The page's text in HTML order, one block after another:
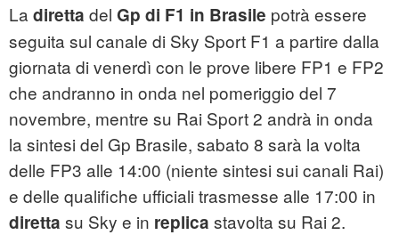
La diretta del Gp di F1 in Brasile potrà essere
seguita sul canale di Sky Sport F1 a partire dalla
giornata di venerdì con le prove libere FP1 e FP2
che andranno in onda nel pomeriggio del 7
novembre, mentre su Rai Sport 2 andrà in onda
la sintesi del Gp Brasile, sabato 8 sarà la volta
delle FP3 alle 14:00 (niente sintesi sui canali Rai)
e delle qualifiche ufficiali trasmesse alle 17:00 in
diretta su Sky e in replica stavolta su Rai 2.